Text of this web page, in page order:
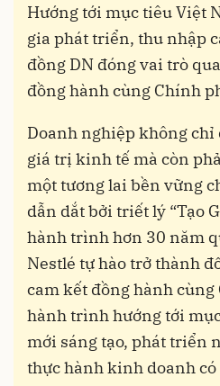
Hướng tới mục tiêu Việt
gia phát triển, thu nhập
đồng DN đóng vai trò
đồng hành cùng Chính
Doanh nghiệp không chỉ
giá trị kinh tế mà còn
một tương lai bền vững
dẫn dắt bởi triết lý “Tạo
hành trình hơn 30 năm
Nestlé tự hào trở thành
cam kết đồng hành
hành trình hướng tới
mới sáng tạo, phát triển
thực hành kinh doanh